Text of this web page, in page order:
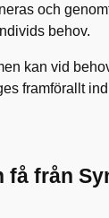
och
behov.
kan vid
framförallt
få från